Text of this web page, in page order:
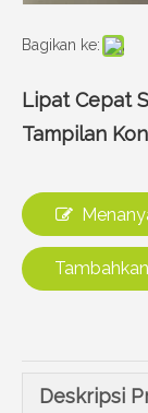
Bagikan ke:
Lipat Cepat
Tampilan
Deskripsi